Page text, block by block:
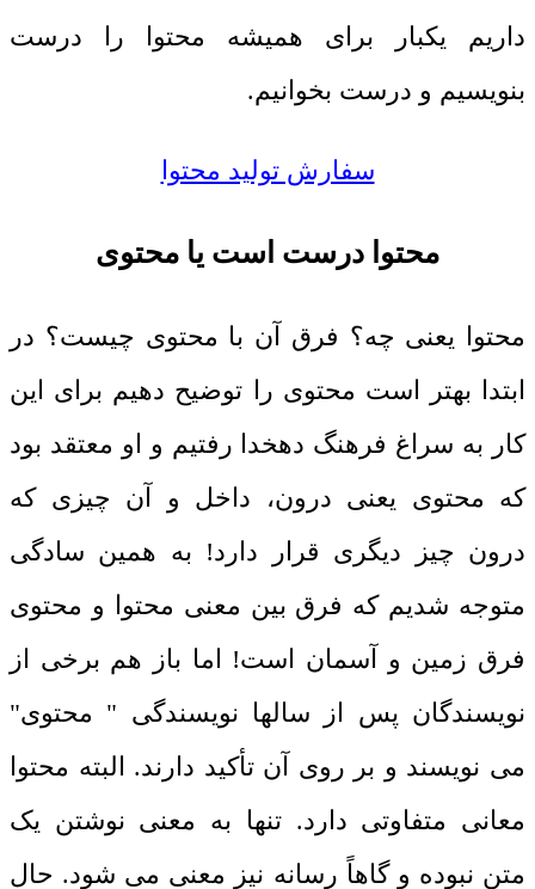
داریم یکبار برای همیشه محتوا را درست
بنویسیم و درست بخوانیم.
سفارش تولید محتوا
محتوا درست است یا محتوی
محتوا یعنی چه؟ فرق آن با محتوی چیست؟ در
ابتدا بهتر است محتوی را توضیح دهیم برای این
کار به سراغ فرهنگ دهخدا رفتیم و او معتقد بود
که محتوی یعنی درون، داخل و آن چیزی که
درون چیز دیگری قرار دارد! به همین سادگی
متوجه شدیم که فرق بین معنی محتوا و محتوی
فرق زمین و آسمان است! اما باز هم برخی از
نویسندگان پس از سالها نویسندگی " محتوی"
می نویسند و بر روی آن تأکید دارند. البته محتوا
معانی متفاوتی دارد. تنها به معنی نوشتن یک
متن نبوده و گاهاً رسانه نیز معنی می شود. حال